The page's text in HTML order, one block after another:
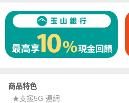
商品特色
★支援5G 連網